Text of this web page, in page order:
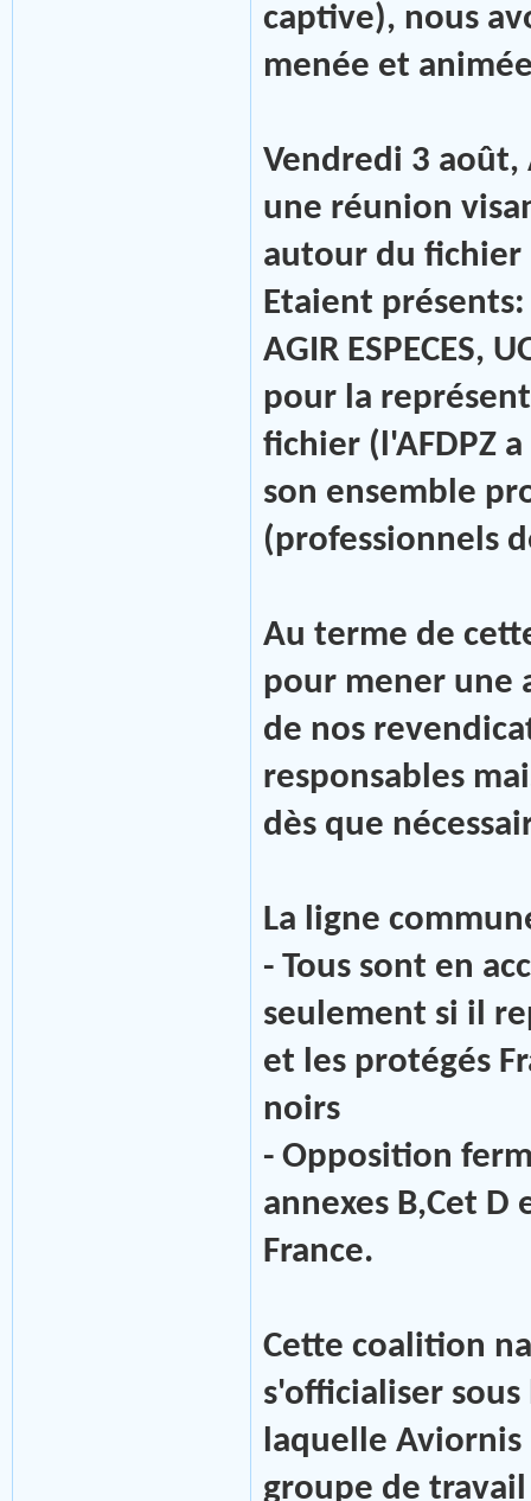
captive), nous
menée et animée
Vendredi 3 août,
une réunion
autour du fichier
Etaient présents:
AGIR ESPECES,
pour la
fichier (l'AFDPZ
son ensemble
(professionnels
Au terme de
pour mener une
de nos
responsables
dès que
La ligne
- Tous sont en
seulement si il
et les protégés
noirs
- Opposition
annexes B,Cet
France.
Cette coalition
s'officialiser sous
laquelle
groupe de